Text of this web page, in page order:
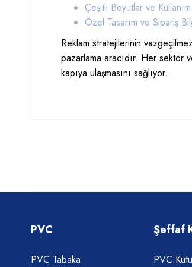
Çeşitli Boyutlar ve Kullanım
Özel Tasarım ve Sipariş
Reklam stratejilerinin
pazarlama aracıdır. Her sektör
kapıya ulaşmasını sağlıyor.
PVC
PVC Tabaka
Şeffaf
PVC Kutu